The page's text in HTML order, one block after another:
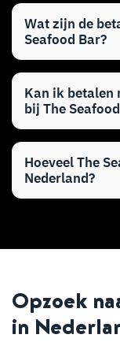
Wat zijn de
Seafood Bar?
Kan ik betalen
bij The
Hoeveel The
Nederland?
Opzoek
in